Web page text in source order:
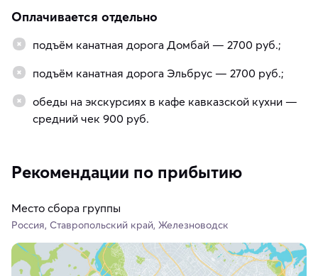
Оплачивается отдельно
подъём канатная дорога Домбай — 2700 руб.;
подъём канатная дорога Эльбрус — 2700 руб.;
обеды на экскурсиях в кафе кавказской кухни —
средний чек 900 руб.
Рекомендации по прибытию
Место сбора группы
Россия, Ставропольский край, Железноводск